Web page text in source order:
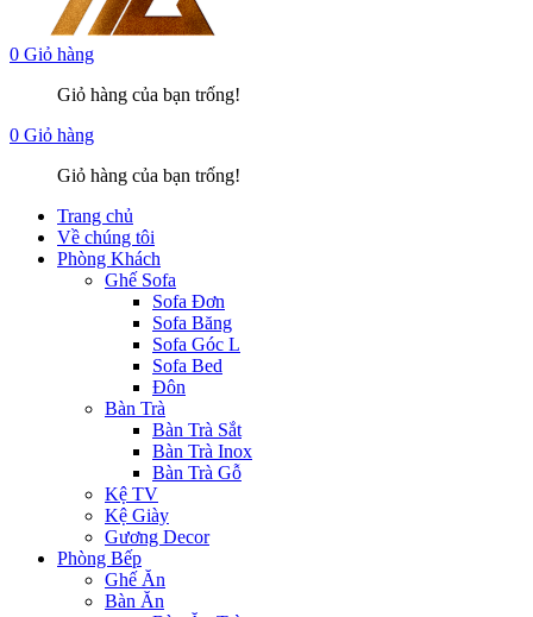
0 Giỏ hàng
Giỏ hàng của bạn trống!
0 Giỏ hàng
Giỏ hàng của bạn trống!
Trang chủ
Về chúng tôi
Phòng Khách
Ghế Sofa
Sofa Đơn
Sofa Băng
Sofa Góc L
Sofa Bed
Đôn
Bàn Trà
Bàn Trà Sắt
Bàn Trà Inox
Bàn Trà Gỗ
Kệ TV
Kệ Giày
Gương Decor
Phòng Bếp
Ghế Ăn
Bàn Ăn